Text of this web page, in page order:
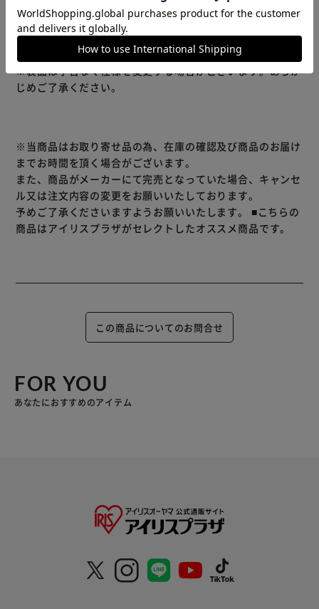
※リニューアルに伴い、パッケージ・内容等予告なく変更す
る場合がございます。予めご了承ください。
※製品は予告なく仕様を変更する場合がございます。あらか
じめご了承ください。
※当商品はお取り寄せ品の為、在庫の確認及び商品のお届け
までお時間を頂く場合がございます。
また、商品がメーカーにて完売となっていた場合、キャンセ
ル又は注文内容の変更をお願いいたしております。
予めご了承くださいますようお願いいたします。 ■こちらの
商品はアイリスプラザがセレクトしたオススメ商品です。
この商品についてのお問合せ
FOR YOU
あなたにおすすめのアイテム